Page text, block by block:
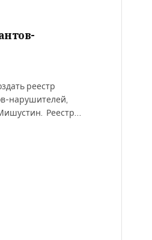
реестр
нарушителей,
Реестр…